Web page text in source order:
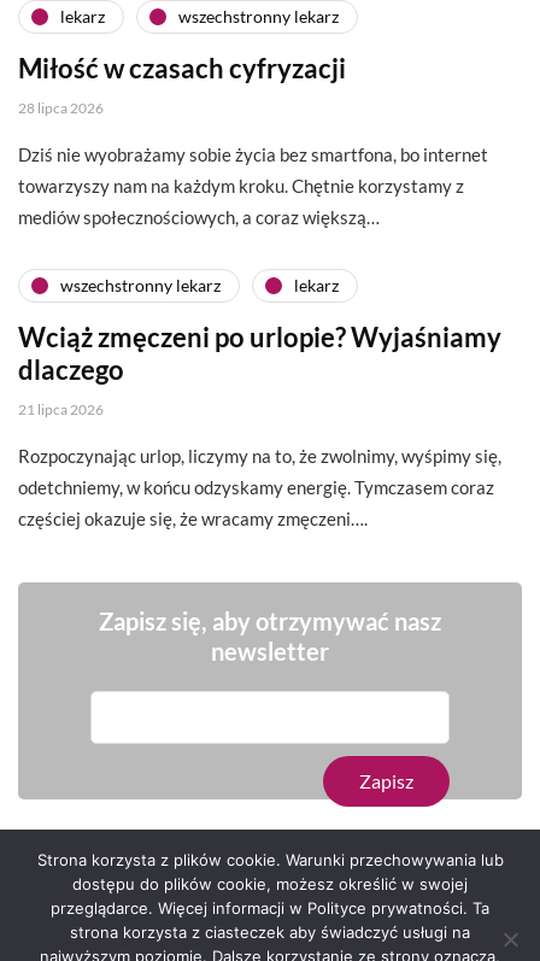
lekarz wszechstronny lekarz
Miłość w czasach cyfryzacji
28 lipca 2026
Dziś nie wyobrażamy sobie życia bez smartfona, bo internet
towarzyszy nam na każdym kroku. Chętnie korzystamy z
mediów społecznościowych, a coraz większą…
wszechstronny lekarz lekarz
Wciąż zmęczeni po urlopie? Wyjaśniamy
dlaczego
21 lipca 2026
Rozpoczynając urlop, liczymy na to, że zwolnimy, wyśpimy się,
odetchniemy, w końcu odzyskamy energię. Tymczasem coraz
częściej okazuje się, że wracamy zmęczeni….
Zapisz się, aby otrzymywać nasz
newsletter
Serwis zaprojektował Grzegorz Sztank .
Strona korzysta z plików cookie. Warunki przechowywania lub
dostępu do plików cookie, możesz określić w swojej
przeglądarce. Więcej informacji w Polityce prywatności. Ta
strona korzysta z ciasteczek aby świadczyć usługi na
najwyższym poziomie. Dalsze korzystanie ze strony oznacza,